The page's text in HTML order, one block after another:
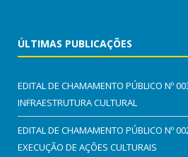
ÚLTIMAS PUBLICAÇÕES
EDITAL DE CHAMAMENTO PÚBLICO Nº
INFRAESTRUTURA CULTURAL
EDITAL DE CHAMAMENTO PÚBLICO Nº
EXECUÇÃO DE AÇÕES CULTURAIS